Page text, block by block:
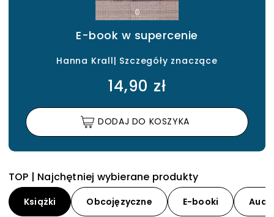
E-book w supercenie
Hanna Krall| Szczegóły znaczące
14,90 zł
DODAJ DO KOSZYKA
TOP | Najchętniej wybierane produkty
Książki Obcojęzyczne E-booki